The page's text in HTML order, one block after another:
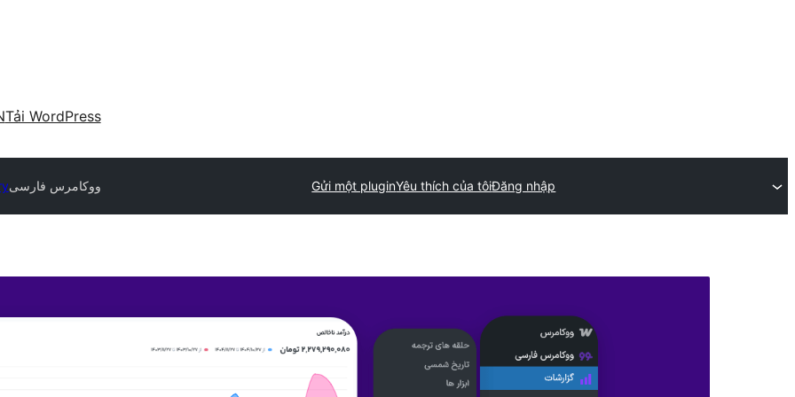
Tải WordPress
ووکامرس فارسی Gửi một pluginYêu thích của tôiĐăng nhập